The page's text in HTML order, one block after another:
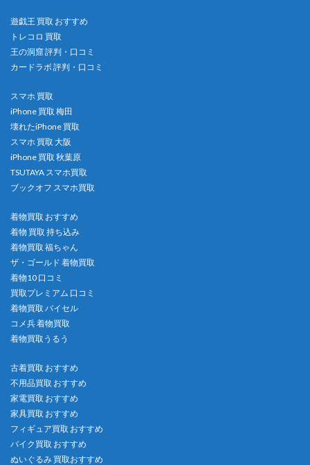
遊戯王 買取 おすすめ
トレコロ 買取
王の洞窟 評判・口コミ
カードラボ 評判・口コミ
スマホ 買取
iPhone 買取 梅田
壊れたiPhone 買取
スマホ 買取 大阪
iPhone 買取 秋葉原
TSUTAYA スマホ買取
ブックオフ スマホ買取
着物買取 おすすめ
着物 買取 持ち込み
着物買取 福ちゃん
ザ・ゴールド 着物買取
着物10 口コミ
買取プレミアム 口コミ
着物買取 バイセル
コメ兵 着物買取
着物買取うるう
古着買取 おすすめ
不用品買取 おすすめ
家電買取 おすすめ
家具買取 おすすめ
フィギュア買取 おすすめ
バイク買取 おすすめ
ぬいぐるみ 買取おすすめ